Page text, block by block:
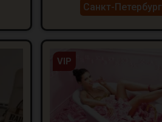
Санкт-Петербург
VIP